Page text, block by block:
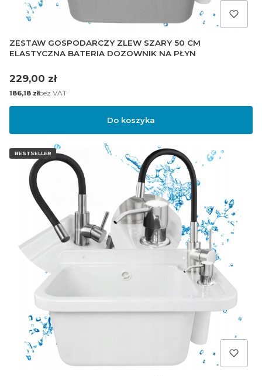
ZESTAW GOSPODARCZY ZLEW SZARY 50 CM
ELASTYCZNA BATERIA DOZOWNIK NA PŁYN
Cena
229,00 zł
Cena
186,18 złbez VAT
Do koszyka
BESTSELLER